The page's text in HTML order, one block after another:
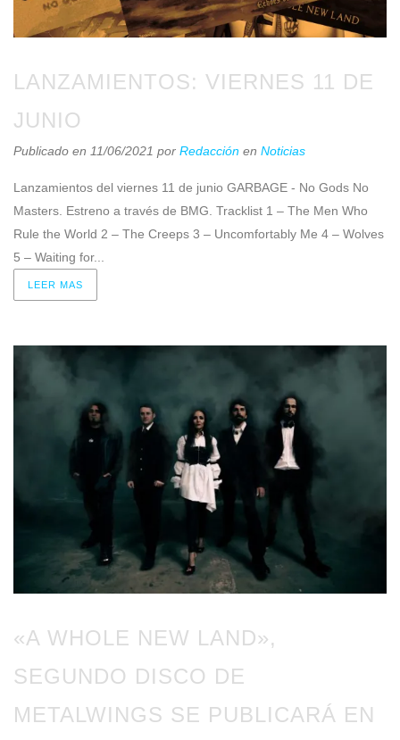
LANZAMIENTOS: VIERNES 11 DE
JUNIO
Publicado en 11/06/2021 por Redacción en Noticias
Lanzamientos del viernes 11 de junio GARBAGE - No Gods No
Masters. Estreno a través de BMG. Tracklist 1 – The Men Who
Rule the World 2 – The Creeps 3 – Uncomfortably Me 4 – Wolves
5 – Waiting for...
LEER MAS
«A WHOLE NEW LAND»,
SEGUNDO DISCO DE
METALWINGS SE PUBLICARÁ EN